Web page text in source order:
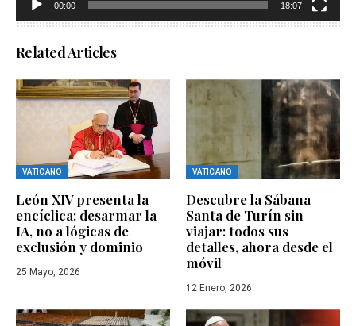
00:00 18:07
Related Articles
VATICANO
León XIV presenta la
encíclica: desarmar la
IA, no a lógicas de
exclusión y dominio
25 Mayo, 2026
VATICANO
Descubre la Sábana
Santa de Turín sin
viajar: todos sus
detalles, ahora desde el
móvil
12 Enero, 2026